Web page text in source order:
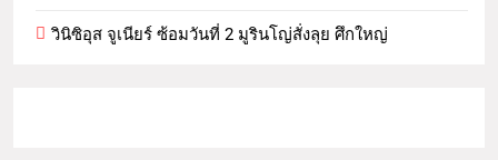
วินิซิอุส จูเนียร์ ซ้อมวันที่ 2 มูรินโญ่สั่งลุย ศึกใหญ่